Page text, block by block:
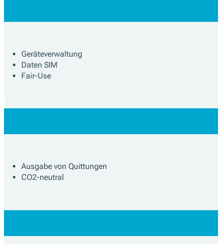
Geräteverwaltung
Daten SIM
Fair-Use
Ausgabe von Quittungen
CO2-neutral